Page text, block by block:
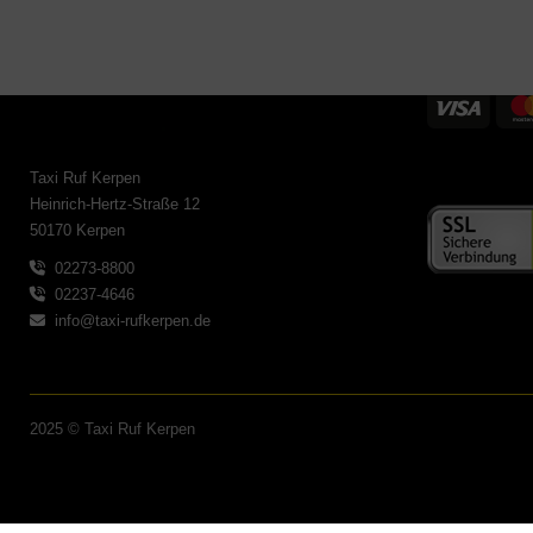
Taxi Ruf Kerpen
Heinrich-Hertz-Straße 12
50170 Kerpen
02273-8800
02237-4646
info@taxi-rufkerpen.de
2025 © Taxi Ruf Kerpen